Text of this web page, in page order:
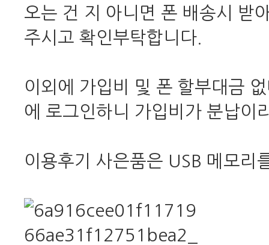
오는 건 지 아니면 폰 배송시 받
주시고 확인부탁합니다.
이외에 가입비 및 폰 할부대금
에 로그인하니 가입비가 분납이
이용후기 사은품은 USB 메모리